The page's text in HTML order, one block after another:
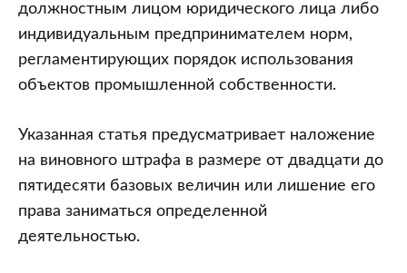
должностным лицом юридического лица либо
индивидуальным предпринимателем норм,
регламентирующих порядок использования
объектов промышленной собственности.
Указанная статья предусматривает наложение
на виновного штрафа в размере от двадцати до
пятидесяти базовых величин или лишение его
права заниматься определенной
деятельностью.